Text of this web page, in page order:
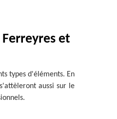
et
types d'éléments. En
aussi sur le